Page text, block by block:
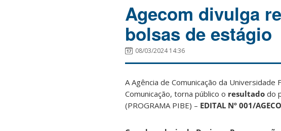
Agecom divulga
bolsas de estágio
08/03/2024 14:36
A Agência de Comunicação da Universidade
Comunicação, torna público o resultado do
(PROGRAMA PIBE) – EDITAL Nº 001/